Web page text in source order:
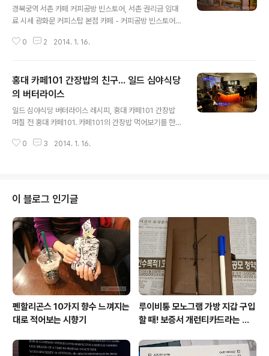
점)
경복궁역 서촌 카페 커피공방 빈스토어, 서촌 권리금 임대
료 시세 광화문 커피스탑 본점 카페 - 커피공방 빈스토어 2
P3 BLACK ESSENCE 대개의 경우 건물 신축은 계약해
나믹 하단 말입니까. 위기들을 넘고, 광화문의 커피스탑도
자리를 잡아가 이제 커피공방으로 복귀해 바리스타로, 로
스터로 다시 회원님들을 만날 준비를 하던 저에게 2013년
9월 전혀 예상하지 못한 일이 등장했습니다. 9월 3일, 새
준비를 하라는 통지를 받았습니다. 세입자의 운명은 올라
0 2 2014. 1. 16.
홍대 카페101 간장밥의 친구... 일드 심야식당
의 버터라이스
일드 심야식당 버터라이스 레시피, 홍대 카페101 간장밥
며칠 전 홍대 카페101. 카페101의 간장밥 먹어보기를 한
입이 당기는 단순오묘한 맛 때문에 두 번 더 먹고 와서 쓰는
드립커피+간장밥 = 9,000원. 카페101의 간장밥의 친
구... 빠다밥 = 간장버터밥 = 일드 심야식당의 버터 라이스.
조리와 식사 과정에 강한 냄새가 공간에 거의 퍼지지 않는
간장밥. 밥 맛의 일관성과 평균율 유지를 위해 햇반 사용.
버터 녹는 분화구. 밥 한 숟갈 커피 한 모금씩을 번갈아 먹
으면 각..
0 3 2014. 1. 16.
이 블로그 인기글
펜할리곤스 10가지 향수 느껴지는
대로 적어보는 시향기
루이비통 모노그램 가방 지갑 구입
할 때! 보증서 개런티카드라는 것